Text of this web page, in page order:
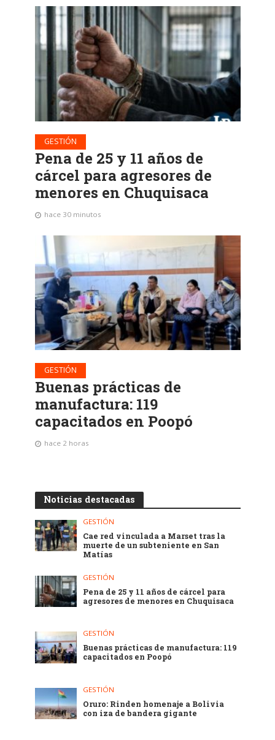
GESTIÓN
Pena de 25 y 11 años de
cárcel para agresores de
menores en Chuquisaca
hace 30 minutos
GESTIÓN
Buenas prácticas de
manufactura: 119
capacitados en Poopó
hace 2 horas
Noticias destacadas
GESTIÓN
Cae red vinculada a Marset tras la
muerte de un subteniente en San
Matías
GESTIÓN
Pena de 25 y 11 años de cárcel para
agresores de menores en Chuquisaca
GESTIÓN
Buenas prácticas de manufactura: 119
capacitados en Poopó
GESTIÓN
Oruro: Rinden homenaje a Bolivia
con iza de bandera gigante